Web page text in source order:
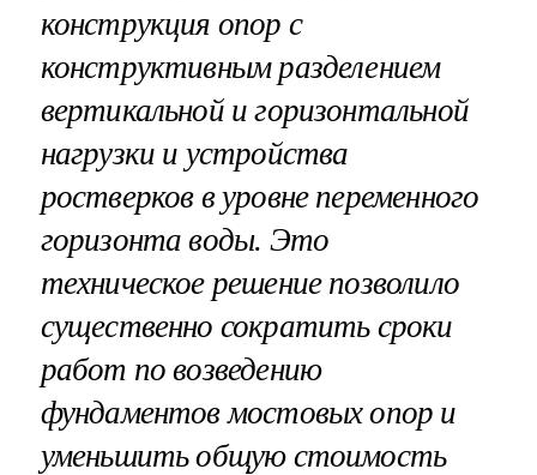
конструкция опор с
конструктивным разделением
вертикальной и горизонтальной
нагрузки и устройства
ростверков в уровне переменного
горизонта воды. Это
техническое решение позволило
существенно сократить сроки
работ по возведению
фундаментов мостовых опор и
уменьшить общую стоимость